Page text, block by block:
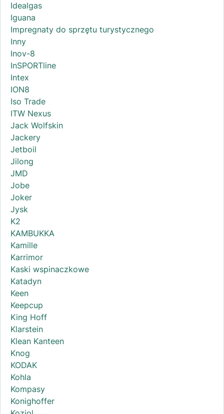
Idealgas
Iguana
Impregnaty do sprzętu turystycznego
Inny
Inov-8
InSPORTline
Intex
ION8
Iso Trade
ITW Nexus
Jack Wolfskin
Jackery
Jetboil
Jilong
JMD
Jobe
Joker
Jysk
K2
KAMBUKKA
Kamille
Karrimor
Kaski wspinaczkowe
Katadyn
Keen
Keepcup
King Hoff
Klarstein
Klean Kanteen
Knog
KODAK
Kohla
Kompasy
Konighoffer